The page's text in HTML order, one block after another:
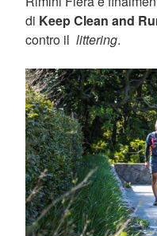
di Keep Clean and
contro il littering.